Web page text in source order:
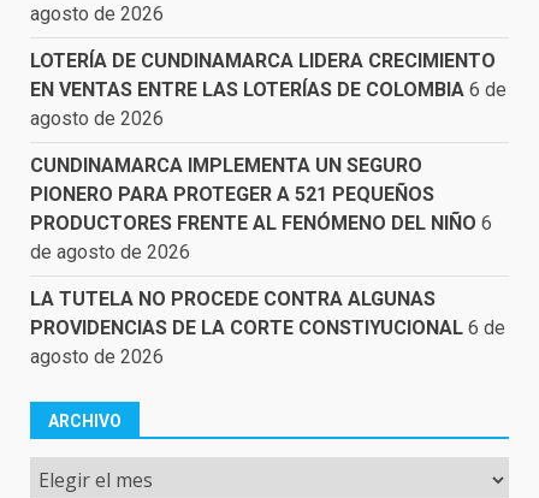
agosto de 2026
LOTERÍA DE CUNDINAMARCA LIDERA CRECIMIENTO
EN VENTAS ENTRE LAS LOTERÍAS DE COLOMBIA 6 de
agosto de 2026
CUNDINAMARCA IMPLEMENTA UN SEGURO
PIONERO PARA PROTEGER A 521 PEQUEÑOS
PRODUCTORES FRENTE AL FENÓMENO DEL NIÑO 6
de agosto de 2026
LA TUTELA NO PROCEDE CONTRA ALGUNAS
PROVIDENCIAS DE LA CORTE CONSTIYUCIONAL 6 de
agosto de 2026
ARCHIVO
Archivo